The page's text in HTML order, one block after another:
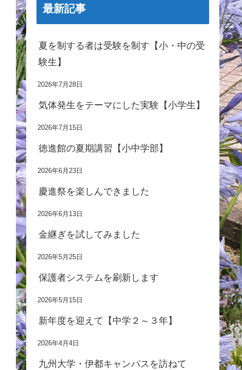
最新記事
夏を制する者は受験を制す【小・中の受
験生】
2026年7月28日
気体発生をテーマにした実験【小学生】
2026年7月15日
徳進館の夏期講習【小中学部】
2026年6月23日
慶進祭を楽しんできました
2026年6月13日
金継ぎを試してみました
2026年5月25日
保護者システムを刷新します
2026年5月15日
新年度を迎えて【中学２～３年】
2026年4月4日
九州大学・伊都キャンパスを訪ねて